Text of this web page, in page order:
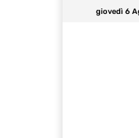
giovedì 6